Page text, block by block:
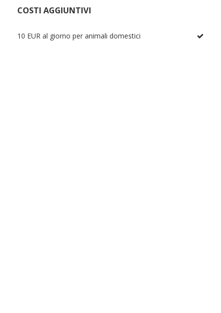
COSTI AGGIUNTIVI
10 EUR al giorno per animali domestici